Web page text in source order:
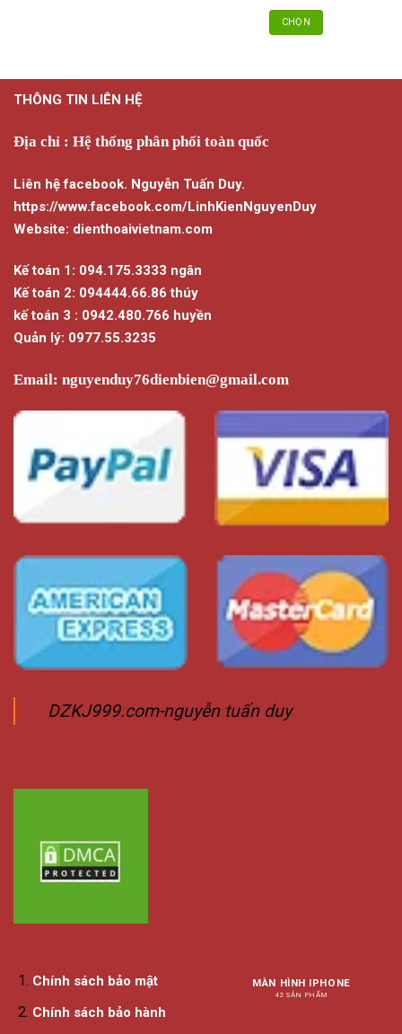
CHỌN
này
chọn
THÔNG TIN LIÊN HỆ
Địa chỉ : Hệ thống phân phối toàn quốc
Liên hệ facebook. Nguyễn Tuấn Duy.
https://www.facebook.com/LinhKienNguyenDuy
Website: dienthoaivietnam.com
Kế toán 1: 094.175.3333 ngân
Kế toán 2: 094444.66.86 thúy
kế toán 3 : 0942.480.766 huyền
Quản lý: 0977.55.3235
Email: nguyenduy76dienbien@gmail.com
DZKJ999.com-nguyễn tuấn duy
Chính sách bảo mật
Chính sách bảo hành
MÀN HÌNH IPHONE
42 SẢN PHẨM